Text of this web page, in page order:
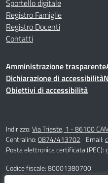
Sportello digitale
Registro Famiglie
Registro Docenti
Contatti
Amministrazione trasparente
Dichiarazione di accessibilità
Obiettivi di accessibilità
Indirizzo:Via Trieste, 1 - 86100
Centralino:0874/413702 Email:
Posta elettronica certificata (PEC):
Codice fiscale: 80001380700
Codice meccanografico: